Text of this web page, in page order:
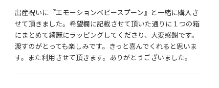
出産祝いに『エモーションベビースプーン』と一緒に購入さ
せて頂きました。希望欄に記載させて頂いた通りに１つの箱
にまとめて綺麗にラッピングしてくださり、大変感謝です。
渡すのがとっても楽しみです。きっと喜んでくれると思いま
す。また利用させて頂きます。ありがとうございました。